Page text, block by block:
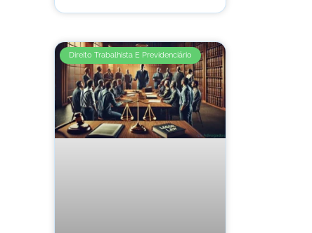
Direito Trabalhista E Previdenciário